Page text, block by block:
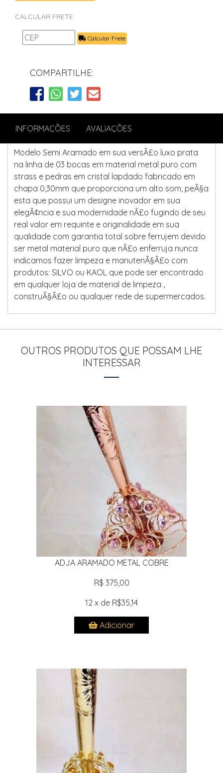
CALCULAR FRETE
Calcular Frete
COMPARTILHE:
INFORMAÇÕES AVALIAÇÕES
Modelo Semi Aramado em sua versÃ£o luxo prata
na linha de 03 bocas em material metal puro com
strass e pedras em cristal lapdado fabricado em
chapa 0,30mm que proporciona um alto som, peÃ§a
esta que possui um designe inovador em sua
elegÃ¢ncia e sua modernidade nÃ£o fugindo de seu
real valor em requinte e originalidade em sua
qualidade com garantia total sobre ferrujem devido
ser metal material puro que nÃ£o enferruja nunca
indicamos fazer limpeza e manutenÃ§Ã£o com
produtos: SILVO ou KAOL que pode ser encontrado
em qualquer loja de material de limpeza ,
construÃ§Ã£o ou qualquer rede de supermercados.
OUTROS PRODUTOS QUE POSSAM LHE
INTERESSAR
ADJA ARAMADO METAL COBRE
R$ 375,00
12 x de R$35,14
Adicionar